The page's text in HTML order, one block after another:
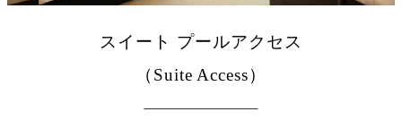
スイート プールアクセス
（Suite Access）